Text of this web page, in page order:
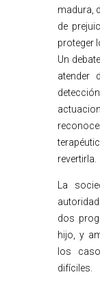
madura,
de
proteger
Un
atender
revertirla.
La
dos
hijo, y
los
difíciles.